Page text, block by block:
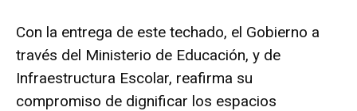
Con la entrega de este techado, el Gobierno a
través del Ministerio de Educación, y de
Infraestructura Escolar, reafirma su
compromiso de dignificar los espacios